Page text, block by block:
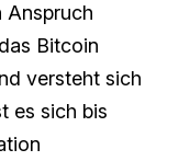
Anspruch
Bitcoin
versteht sich
es sich bis